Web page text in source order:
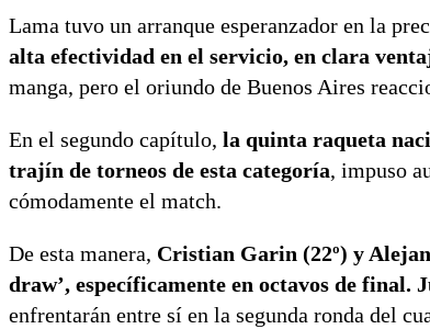
Lama tuvo un arranque esperanzador en la
alta efectividad en el servicio, en clara
manga, pero el oriundo de Buenos Aires
En el segundo capítulo, la quinta raqueta
trajín de torneos de esta categoría, impuso
cómodamente el match.
De esta manera, Cristian Garin (22º) y
draw’, específicamente en octavos de final.
enfrentarán entre sí en la segunda ronda del